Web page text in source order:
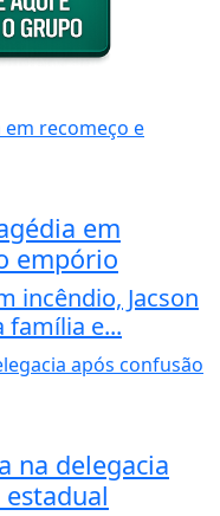
em
empório
incêndio, Jacson
família e...
na delegacia